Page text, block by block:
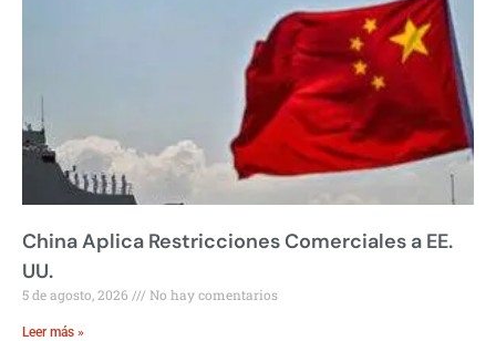
China Aplica Restricciones Comerciales a EE.
UU.
5 de agosto, 2026 No hay comentarios
Leer más »